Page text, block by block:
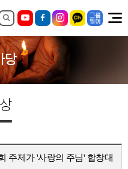
당
주제가 '사랑의 주님' 합창대